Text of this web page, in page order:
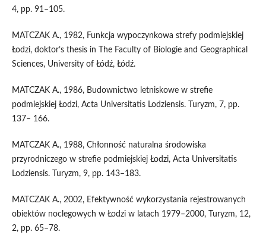
4, pp. 91–105.
MATCZAK A., 1982, Funkcja wypoczynkowa strefy podmiejskiej
Łodzi, doktor’s thesis in The Faculty of Biologie and Geographical
Sciences, University of Łódź, Łódź.
MATCZAK A., 1986, Budownictwo letniskowe w strefie
podmiejskiej Łodzi, Acta Universitatis Lodziensis. Turyzm, 7, pp.
137– 166.
MATCZAK A., 1988, Chłonność naturalna środowiska
przyrodniczego w strefie podmiejskiej Łodzi, Acta Universitatis
Lodziensis. Turyzm, 9, pp. 143–183.
MATCZAK A., 2002, Efektywność wykorzystania rejestrowanych
obiektów noclegowych w Łodzi w latach 1979–2000, Turyzm, 12,
2, pp. 65–78.